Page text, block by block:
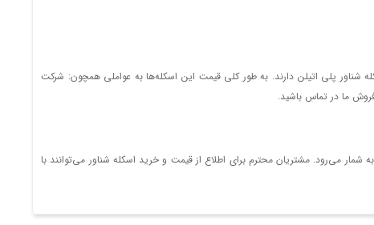
شناور پلی اتیلن دارند. به طور کلی قیمت این اسکله‌ها به عواملی همچون: شرکت
فروش ما در تماس باشید.
شمار می‌رود. مشتریان محترم برای اطلاع از قیمت و خرید اسکله شناور می‌توانند با